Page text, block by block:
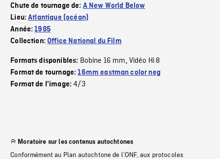
Chute de tournage de: A New World Below
Lieu:Atlantique (océan)
Année:1985
Collection:Office National du Film
Formats disponibles: Bobine 16 mm, Vidéo Hi 8
Format de tournage:16mm eastman color neg
Format de l'image:4/3
Moratoire sur les contenus autochtones
Conformément au Plan autochtone de l’ONF, aux protocoles